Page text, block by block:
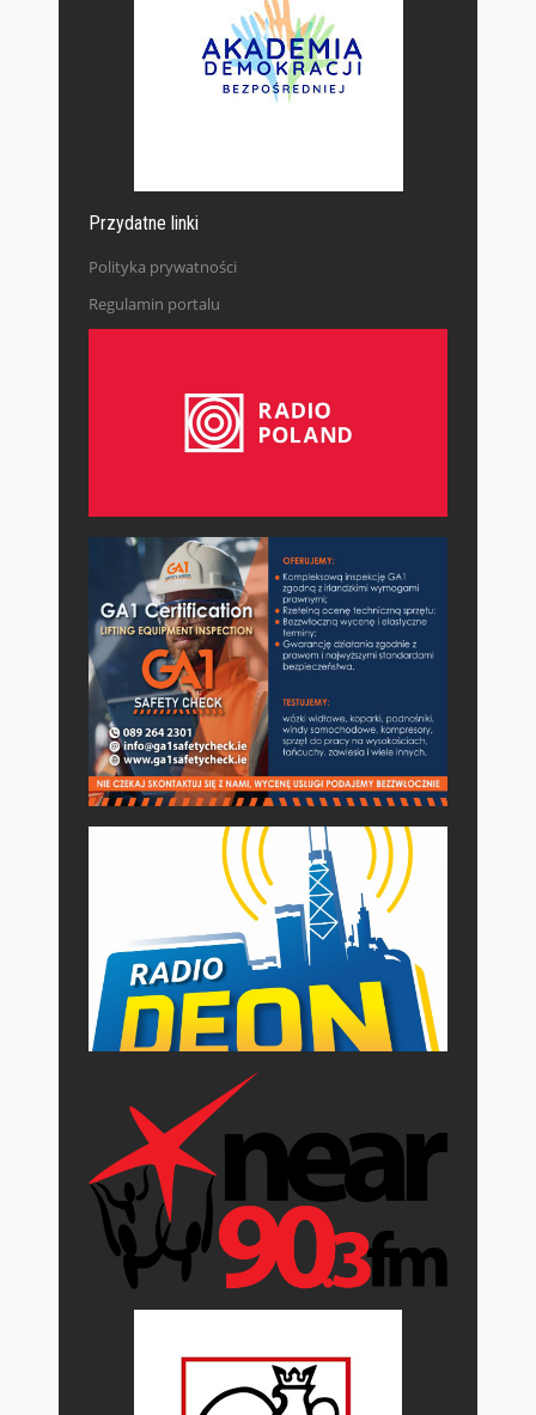
Przydatne linki
Polityka prywatności
Regulamin portalu